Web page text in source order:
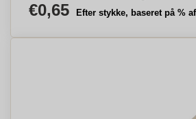
€0,65 Efter stykke, baseret på %